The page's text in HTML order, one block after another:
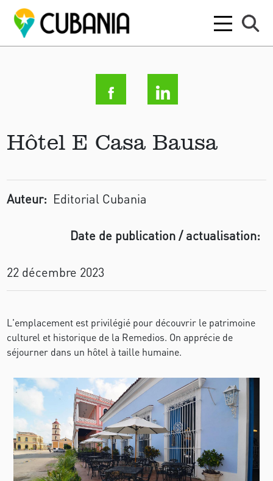
Hôtel E Casa Bausa
Auteur: Editorial Cubania
Date de publication / actualisation:
22 décembre 2023
L'emplacement est privilégié pour découvrir le patrimoine
culturel et historique de la Remedios. On apprécie de
séjourner dans un hôtel à taille humaine.